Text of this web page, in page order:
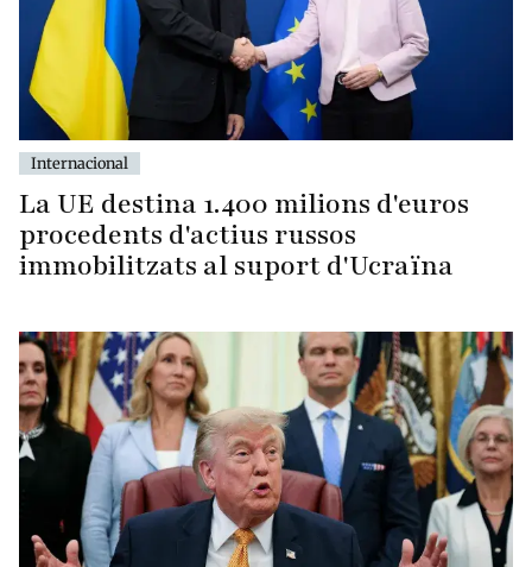
Internacional
La UE destina 1.400 milions d'euros
procedents d'actius russos
immobilitzats al suport d'Ucraïna